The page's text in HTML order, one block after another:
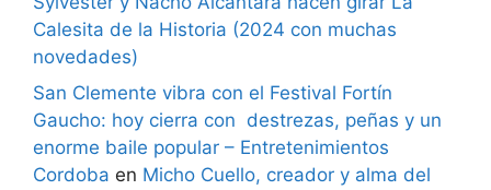
Calesita de la Historia (2024 con muchas
novedades)
San Clemente vibra con el Festival Fortín
Gaucho: hoy cierra con destrezas, peñas y un
enorme baile popular – Entretenimientos
Cordoba en Micho Cuello, creador y alma del